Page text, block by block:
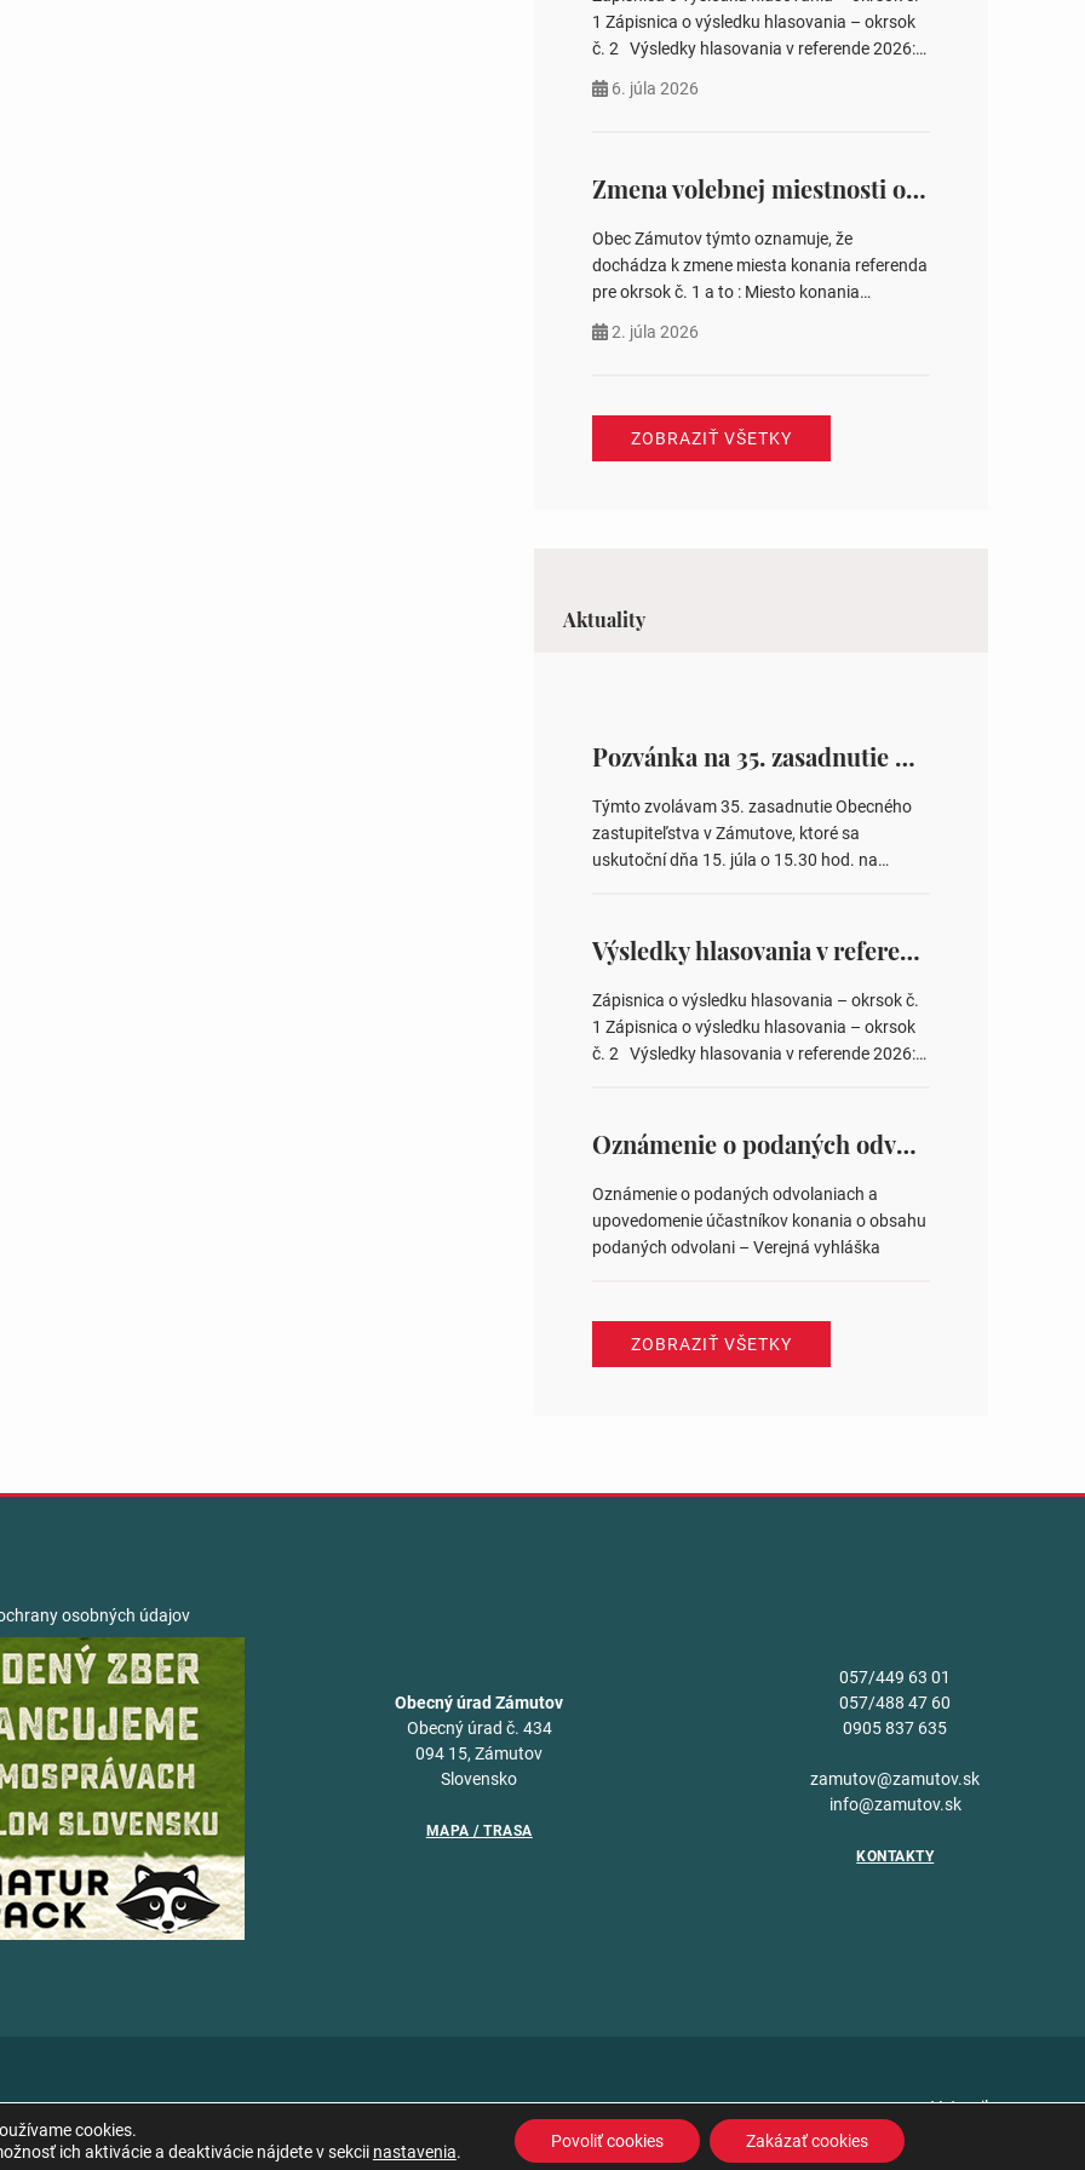
pozemku –…
1 Zápisnica o výsledku hlasovania – okrsok
č. 2 Výsledky hlasovania v referende 2026:
na hlasovaní https://www.volbysr.sk/…
6. júla 2026
Zmena volebnej miestnosti okrsok č. 1
Obec Zámutov týmto oznamuje, že
dochádza k zmene miesta konania referenda
pre okrsok č. 1 a to : Miesto konania
Jozefína Tomášová starostka obce
2. júla 2026
ZOBRAZIŤ VŠETKY
Aktuality
Pozvánka na 35. zasadnutie OZ v Zámutove
Týmto zvolávam 35. zasadnutie Obecného
zastupiteľstva v Zámutove, ktoré sa
uskutoční dňa 15. júla o 15.30 hod. na
Schválenie návrhovej komisie a overovateľov
zápisnice 3. Určenie volebných obvodov pre
voľby poslancov obecných zastupiteľstiev,
počtu poslancov obecných zastupiteľstiev v
nich 4. Schválenie odpredaja obecného
Výsledky hlasovania v referende 2026
Zápisnica o výsledku hlasovania – okrsok č.
1 Zápisnica o výsledku hlasovania – okrsok
č. 2 Výsledky hlasovania v referende 2026:
ysledky.html
Oznámenie o podaných odvolaniach a upovedomenie účastníkov konania o obsahu podaných odvolani – Verejná vyhláška
Oznámenie o podaných odvolaniach a
upovedomenie účastníkov konania o obsahu
podaných odvolani – Verejná vyhláška
ZOBRAZIŤ VŠETKY
osobných údajov
Obecný úrad Zámutov
Obecný úrad č. 434
094 15, Zámutov
Slovensko
MAPA / TRASA
057/449 63 01
057/488 47 60
0905 837 635
zamutov@zamutov.sk
info@zamutov.sk
KONTAKTY
Vytvoril
cookies.
ich aktivácie a deaktivácie nájdete v sekcii nastavenia.
Povoliť cookies Zakázať cookies